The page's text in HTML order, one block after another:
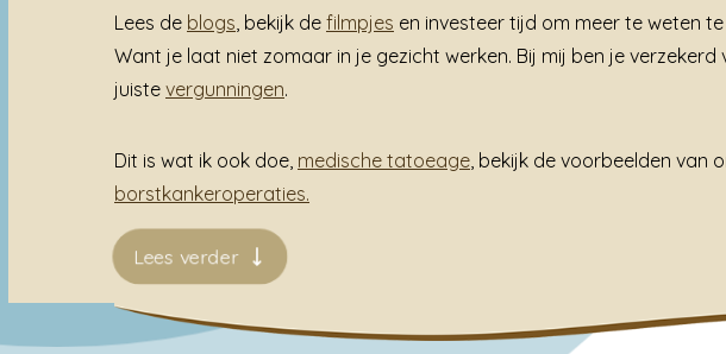
Lees de blogs, bekijk de filmpjes en investeer tijd om meer te weten
Want je laat niet zomaar in je gezicht werken. Bij mij ben je
juiste vergunningen.
Dit is wat ik ook doe, medische tatoeage, bekijk de voorbeelden van
borstkankeroperaties.
Lees verder